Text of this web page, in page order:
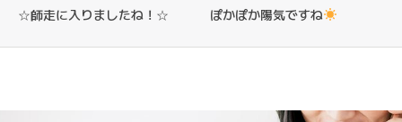
☆師走に入りましたね！☆ ぽかぽか陽気ですね